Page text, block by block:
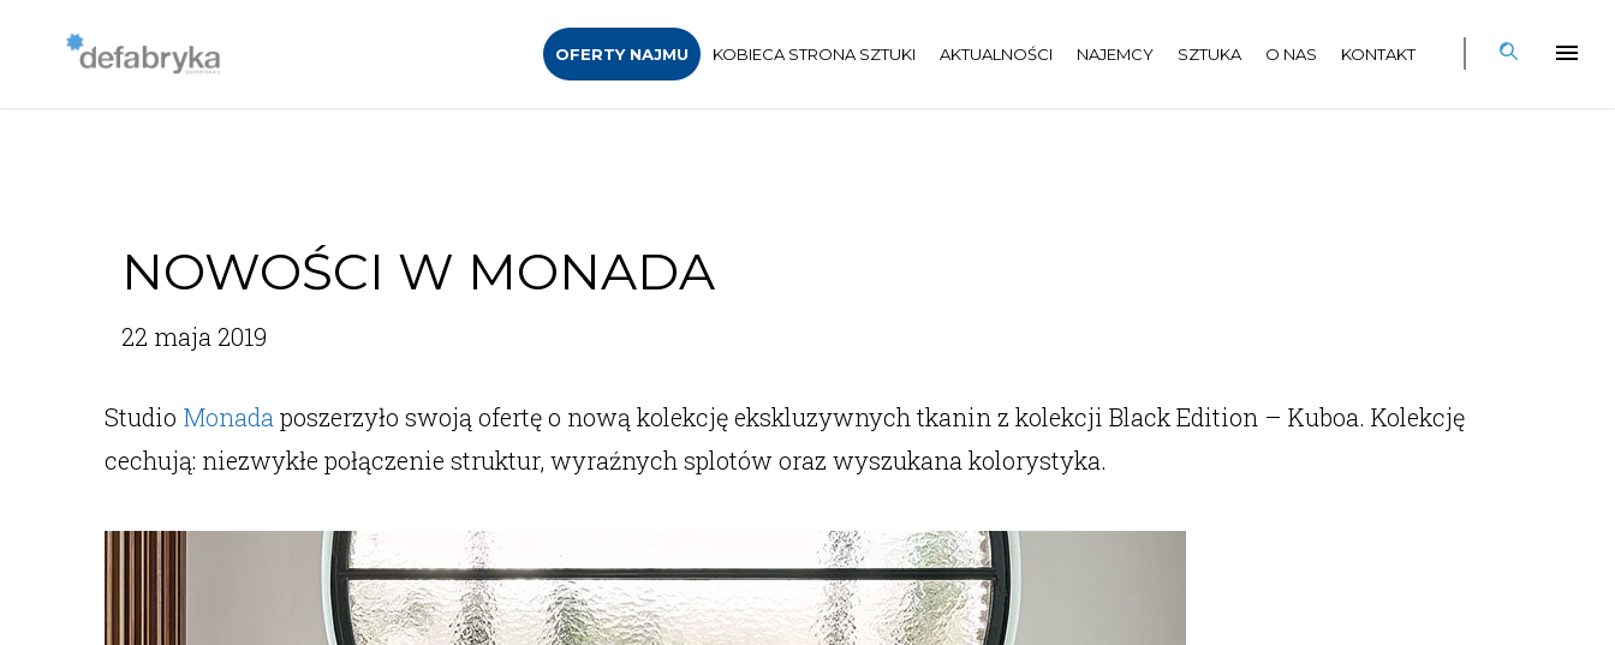
OFERTY NAJMU KOBIECA STRONA SZTUKI AKTUALNOŚCI NAJEMCY SZTUKA O NAS KONTAKT
NOWOŚCI W MONADA
22 maja 2019
Studio Monada poszerzyło swoją ofertę o nową kolekcję ekskluzywnych tkanin z kolekcji Black Edition – Kuboa. Kolekcję
cechują: niezwykłe połączenie struktur, wyraźnych splotów oraz wyszukana kolorystyka.